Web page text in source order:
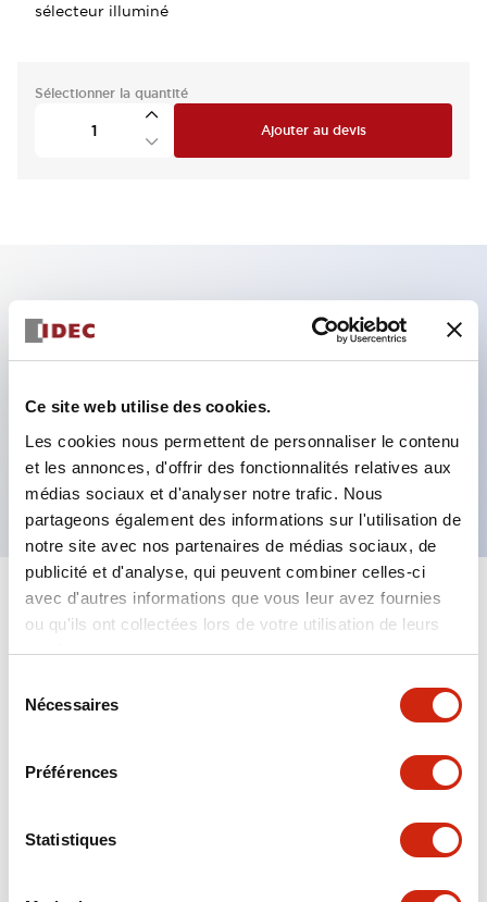
Ce site web utilise des cookies.
Les cookies nous permettent de personnaliser le contenu
et les annonces, d'offrir des fonctionnalités relatives aux
médias sociaux et d'analyser notre trafic. Nous
partageons également des informations sur l'utilisation de
notre site avec nos partenaires de médias sociaux, de
publicité et d'analyse, qui peuvent combiner celles-ci
avec d'autres informations que vous leur avez fournies
ou qu'ils ont collectées lors de votre utilisation de leurs
services.
Nécessaires
Préférences
Statistiques
sélecteur illuminé
Sélectionner la quantité
Ajouter au devis
Caractéristiques clés
Le commutateur sélecteur avec clé adopte une
structure à goupille à cylindre haute sécurité
La structure de protection est IP65 (IEC60529)
Spécifications
Aesthetic Specifications
Electrical Specifications (rated illuminated